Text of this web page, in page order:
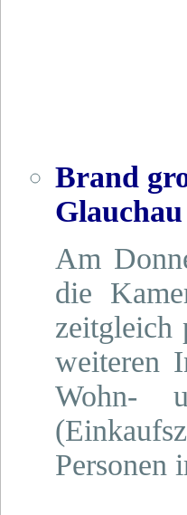
Brand
Glauchau
Am
die
zeitgleich
weiteren
Wohn-
Personen